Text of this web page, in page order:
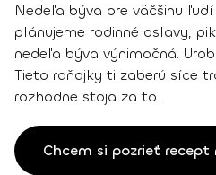
Nedeľa býva pre väčšinu
plánujeme rodinné oslavy,
nedeľa býva výnimočná.
Tieto raňajky ti zaberú síce
rozhodne stoja za to.
Chcem si pozrieť